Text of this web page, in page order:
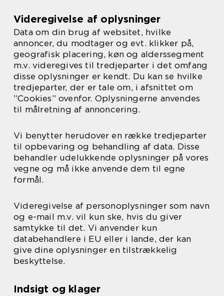
Videregivelse af oplysninger
Data om din brug af websitet, hvilke
annoncer, du modtager og evt. klikker på,
geografisk placering, køn og alderssegment
m.v. videregives til tredjeparter i det omfang
disse oplysninger er kendt. Du kan se hvilke
tredjeparter, der er tale om, i afsnittet om
”Cookies” ovenfor. Oplysningerne anvendes
til målretning af annoncering.
Vi benytter herudover en række tredjeparter
til opbevaring og behandling af data. Disse
behandler udelukkende oplysninger på vores
vegne og må ikke anvende dem til egne
formål.
Videregivelse af personoplysninger som navn
og e-mail m.v. vil kun ske, hvis du giver
samtykke til det. Vi anvender kun
databehandlere i EU eller i lande, der kan
give dine oplysninger en tilstrækkelig
beskyttelse.
Indsigt og klager